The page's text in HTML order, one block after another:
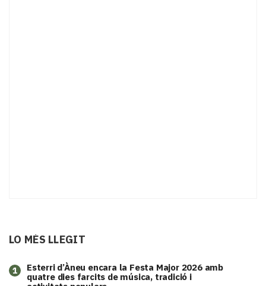
LO MÉS LLEGIT
1
Esterri d’Àneu encara la Festa Major 2026 amb
quatre dies farcits de música, tradició i